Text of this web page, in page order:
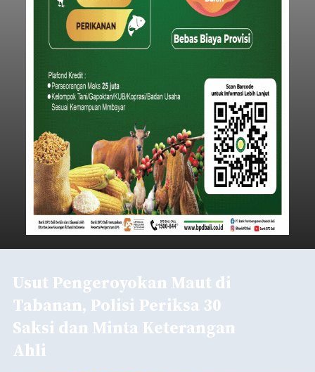
Usut Pengeroyokan Maut di
Tabanan, Polisi Periksa 30
Saksi dan Minta Keterangan
Ahli